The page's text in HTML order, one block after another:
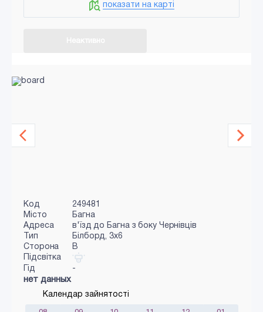
показати на карті
Код
249481
Місто
Багна
Адреса
в'їзд до Багна з боку Чернівців
Тип
Білборд, 3х6
Сторона
B
Підсвітка
Гід
-
нет данных
Календар зайнятості